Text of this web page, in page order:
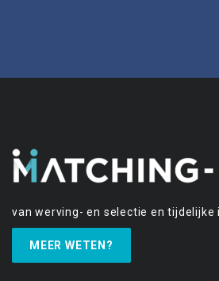
van werving- en selectie en tijdelijke
MEER WETEN?